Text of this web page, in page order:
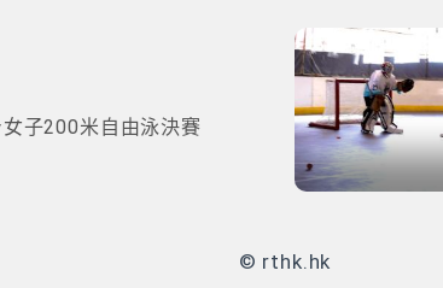
子200米自由泳決賽
© rthk.hk